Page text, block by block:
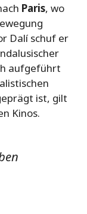
Paris, wo
Dalí schuf er
aufgeführt
ist, gilt
Kinos.